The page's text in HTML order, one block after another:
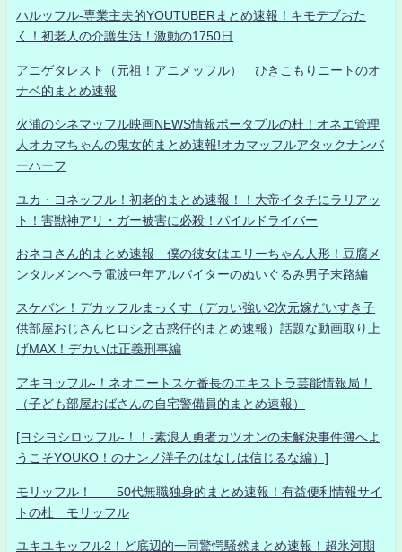
ハルッフル-専業主夫的YOUTUBERまとめ速報！キモデブおた
く！初老人の介護生活！激動の1750日
アニゲタレスト（元祖！アニメッフル） ひきこもりニートのオ
ナベ的まとめ速報
火浦のシネマッフル映画NEWS情報ポータブルの杜！オネエ管理
人オカマちゃんの鬼女的まとめ速報!オカマッフルアタックナンバ
ーハーフ
ユカ・ヨネッフル！初老的まとめ速報！！大帝イタチにラリアッ
ト！害獣神アリ・ガー被害に必殺！パイルドライバー
おネコさん的まとめ速報 僕の彼女はエリーちゃん人形！豆腐メ
ンタルメンヘラ電波中年アルバイターのぬいぐるみ男子末路編
スケバン！デカッフルまっくす（デカい強い2次元嫁だいすき子
供部屋おじさんヒロシ之古惑仔的まとめ速報）話題な動画取り上
げMAX！デカいは正義刑事編
アキヨッフル-！ネオニートスケ番長のエキストラ芸能情報局！
（子ども部屋おばさんの自宅警備員的まとめ速報）
[ヨシヨシロッフル-！！-素浪人勇者カツオンの未解決事件簿へよ
うこそYOUKO！のナンノ洋子のはなしは信じるな編）]
モリッフル！ 50代無職独身的まとめ速報！有益便利情報サイ
トの杜 モリッフル
ユキユキッフル2！ど底辺的一同驚愕騒然まとめ速報！超氷河期